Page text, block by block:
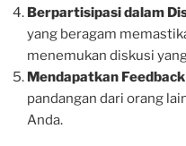
Berpartisipasi dalam
yang beragam
menemukan diskusi
Mendapatkan
pandangan dari orang
Anda.